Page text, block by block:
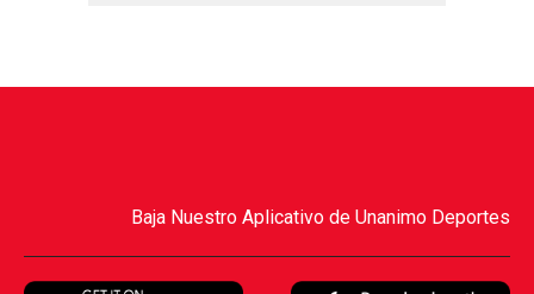
Baja Nuestro Aplicativo de Unanimo Deportes